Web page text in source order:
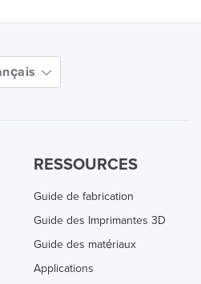
RESSOURCES
Guide de fabrication
Guide des Imprimantes 3D
Guide des matériaux
Applications